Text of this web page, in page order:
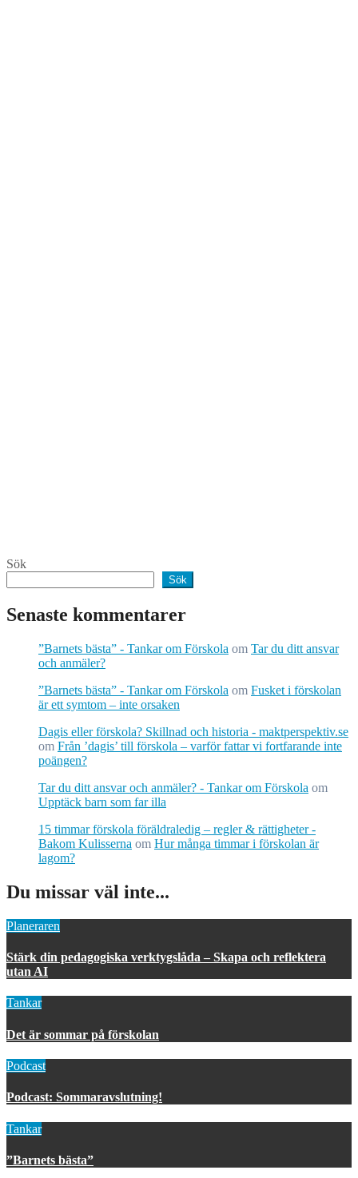
Sök
Sök
Senaste kommentarer
”Barnets bästa” - Tankar om Förskola om Tar du ditt ansvar
och anmäler?
”Barnets bästa” - Tankar om Förskola om Fusket i förskolan
är ett symtom – inte orsaken
Dagis eller förskola? Skillnad och historia - maktperspektiv.se
om Från ’dagis’ till förskola – varför fattar vi fortfarande inte
poängen?
Tar du ditt ansvar och anmäler? - Tankar om Förskola om
Upptäck barn som far illa
15 timmar förskola föräldraledig – regler & rättigheter -
Bakom Kulisserna om Hur många timmar i förskolan är
lagom?
Du missar väl inte...
Planeraren
Stärk din pedagogiska verktygslåda – Skapa och reflektera
utan AI
Tankar
Det är sommar på förskolan
Podcast
Podcast: Sommaravslutning!
Tankar
”Barnets bästa”